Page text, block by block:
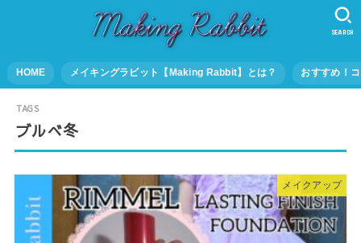
HOME メイキングラビット【Making Rabbit】とは？ おすすめ！
SEARCH
ブルべ冬
メイクアップ